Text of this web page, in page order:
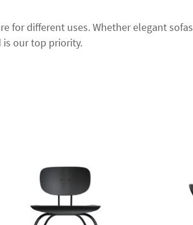
for different uses. Whether elegant sofas
is our top priority.